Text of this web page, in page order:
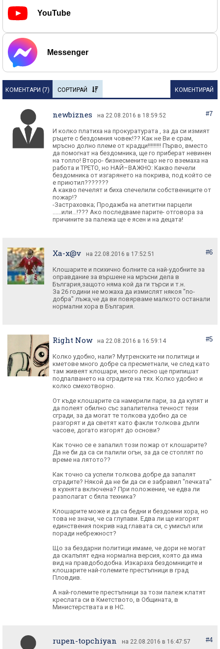
YouTube
Messenger
КОМЕНТАРИ (7) СОРТИРАЙ КОМЕНТИРАЙ
newbiznes на 22.08.2016 в 18:59:52 #7
И колко платиха на прокуратурата , за да си измият
ръцете с бездомния човек!?? Как не Ви е срам,
мръсно долно племе от крадци!!!!!!!!! Първо, вместо
да помогнат на бездомника, ще го приберат невинен
на топло! Второ- бизнесмените що не го вземаха на
работа и ТРЕТО, но НАЙ–ВАЖНО: Какво печели
бездомника от изгарянето на покрива, под който се
е приютил???????
А какво печелят и биха спечелили собствениците от
пожар!?
-Застраховка; Продажба на апетитни парцели
......или...!??? Ако последваме парите- отговора за
причините за палежа ще е ясен и на децата!
Xa-x@v на 22.08.2016 в 17:52:51 #6
Клошарите и психично болните са най-удобните за
оправдание за вършене на мръсни дела в
България,защото няма кой да ги търси и т.н.
За 26 години не можаха да измислят някоя "по-
добра" лъжа,че да ви повярваме малкото останали
нормални хора в България.
Right Now на 22.08.2016 в 16:59:14 #5
Колко удобно, нали? Мутренските ни политици и
кметове много добре са пресметнали, че след като
там живеят клошари, много лесно ще припишат
подпалването на сградите на тях. Колко удобно и
колко смехотворно.
От къде клошарите са намерили пари, за да купят и
да полеят обилно със запалителна течност тези
сгради, за да могат те толкова удобно да се
разгорят и да светят като факли толкова дълги
часове, догато изгорят до основи?
Как точно се е запалил този пожар от клошарите?
Да не би да са си палили огън, за да се стоплят по
време на лятото??
Как точно са успели толкова добре да запалят
сградите? Някой да не би да си е забравил "печката"
в кухнята включена? При положение, че едва ли
разполагат с бяла техника?
Клошарите може и да са бедни и бездомни хора, но
това не значи, че са глупави. Едва ли ще изгорят
единствения покрив над главата си, с умисъл или
поради небрежност?
Що за бездарни политици имаме, че дори не могат
да скалъпят една нормална версия, която да има
вид на правдободобна. Изкараха бездомниците и
клошарите най-големите престъпници в град
Пловдив.
А най-големите престъпници за този палеж клатят
креслата си в Кметството, в Общината, в
Министерствата и в НС.
rupen-topchiyan на 22.08.2016 в 16:47:57 #4